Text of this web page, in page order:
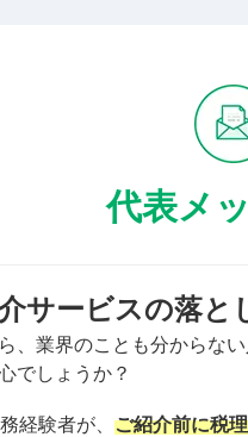
代表メ
サービスの落と
、業界のことも分からな
でしょうか？
経験者が、 ご紹介前に税